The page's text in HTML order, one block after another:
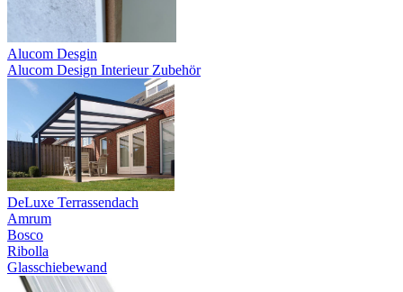
Alucom Desgin
Alucom Design Interieur Zubehör
DeLuxe Terrassendach
Amrum
Bosco
Ribolla
Glasschiebewand